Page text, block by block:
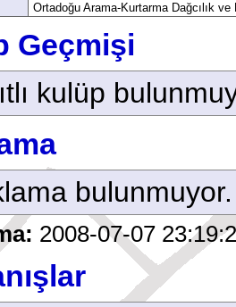
Ortadoğu Arama-Kurtarma Dağcılık
Geçmişi
kulüp
bulunmuyor.
2008-07-07